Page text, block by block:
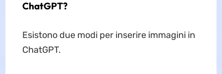
ChatGPT?
Esistono due modi per inserire immagini in
ChatGPT.